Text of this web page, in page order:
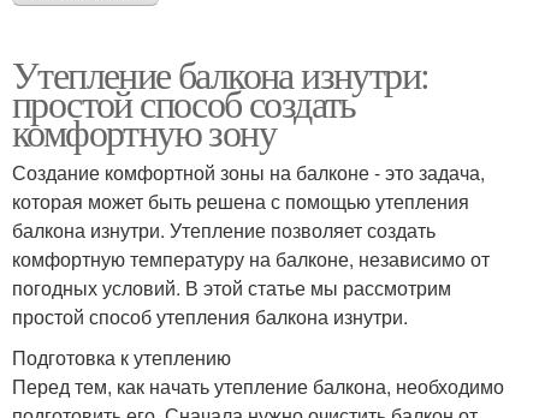
Утепление балкона изнутри:
простой способ создать
комфортную зону
Создание комфортной зоны на балконе - это задача,
которая может быть решена с помощью утепления
балкона изнутри. Утепление позволяет создать
комфортную температуру на балконе, независимо от
погодных условий. В этой статье мы рассмотрим
простой способ утепления балкона изнутри.
Подготовка к утеплению
Перед тем, как начать утепление балкона, необходимо